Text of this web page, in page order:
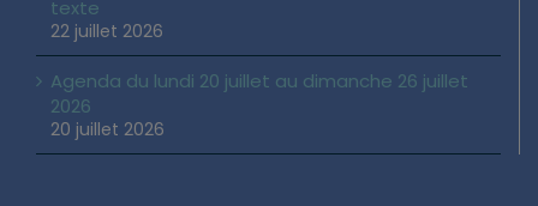
texte
22 juillet 2026
Agenda du lundi 20 juillet au dimanche 26 juillet
2026
20 juillet 2026